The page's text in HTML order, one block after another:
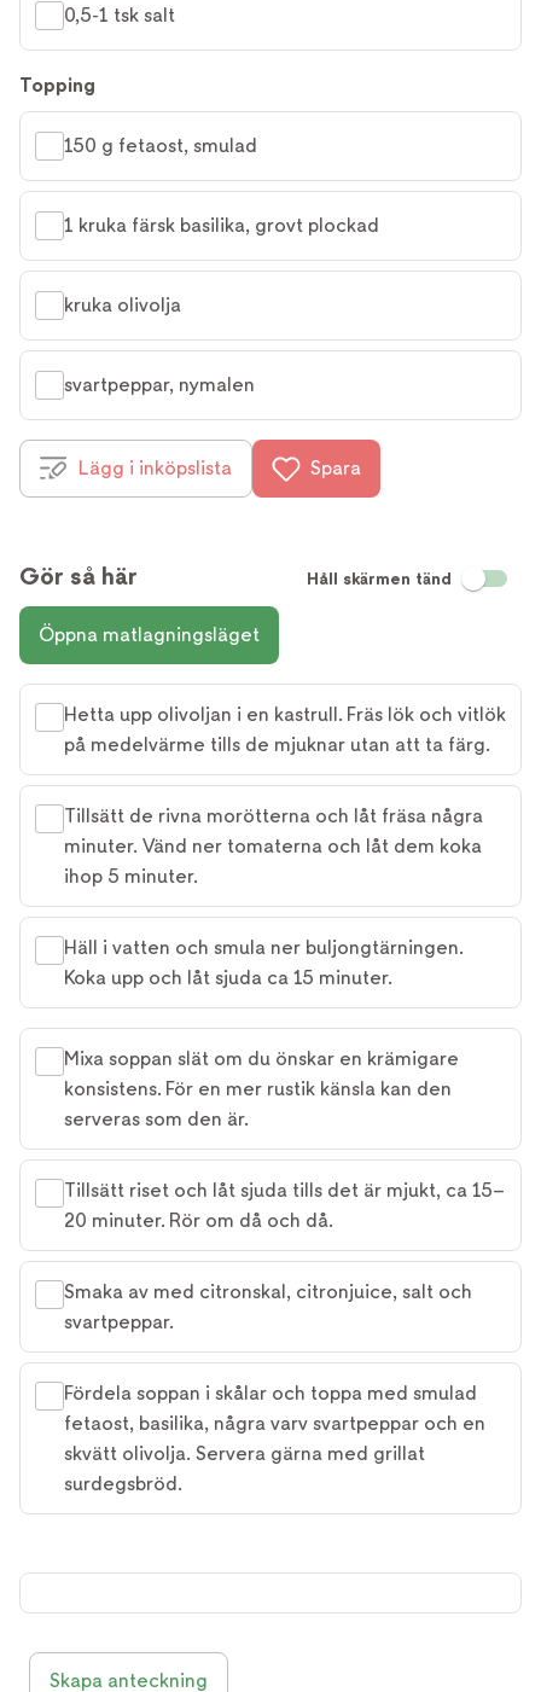
0,5-1 tsk salt
Topping
150 g fetaost, smulad
1 kruka färsk basilika, grovt plockad
kruka olivolja
svartpeppar, nymalen
Lägg i inköpslista Spara
Gör så här Håll skärmen tänd
Öppna matlagningsläget
Hetta upp olivoljan i en kastrull. Fräs lök och vitlök
på medelvärme tills de mjuknar utan att ta färg.
Tillsätt de rivna morötterna och låt fräsa några
minuter. Vänd ner tomaterna och låt dem koka
ihop 5 minuter.
Häll i vatten och smula ner buljongtärningen.
Koka upp och låt sjuda ca 15 minuter.
Mixa soppan slät om du önskar en krämigare
konsistens. För en mer rustik känsla kan den
serveras som den är.
Tillsätt riset och låt sjuda tills det är mjukt, ca 15–
20 minuter. Rör om då och då.
Smaka av med citronskal, citronjuice, salt och
svartpeppar.
Fördela soppan i skålar och toppa med smulad
fetaost, basilika, några varv svartpeppar och en
skvätt olivolja. Servera gärna med grillat
surdegsbröd.
Skapa anteckning